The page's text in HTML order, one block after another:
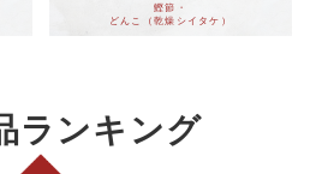
鰹節・
どんこ（乾燥シイタケ）
ランキング